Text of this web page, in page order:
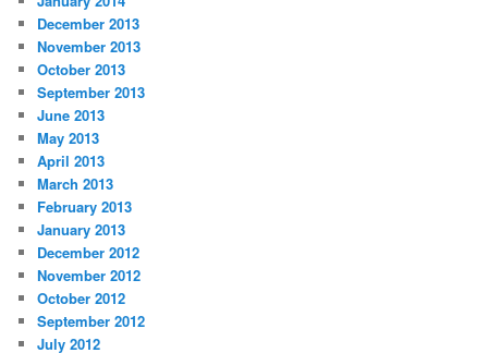
December 2013
November 2013
October 2013
September 2013
June 2013
May 2013
April 2013
March 2013
February 2013
January 2013
December 2012
November 2012
October 2012
September 2012
July 2012